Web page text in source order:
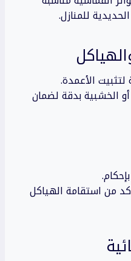
للمنازل.
الأعمدة.
الخشبية بدقة لضمان
من استقامة الهياكل